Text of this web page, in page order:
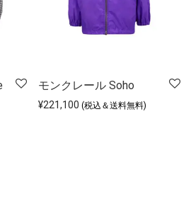
モンクレール Soho
¥221,100 (税込＆送料無料)